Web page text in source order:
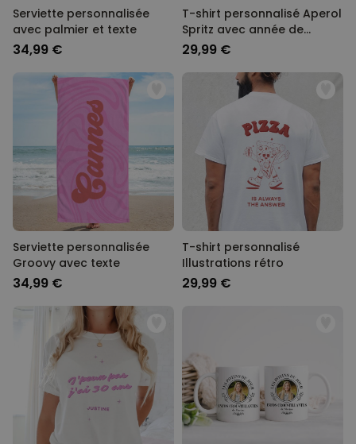
Serviette personnalisée
avec palmier et texte
34,99 €
T-shirt personnalisé Aperol
Spritz avec année de
naissance
29,99 €
Serviette personnalisée
Groovy avec texte
34,99 €
T-shirt personnalisé
Illustrations rétro
29,99 €